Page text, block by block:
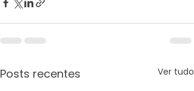
Posts recentes Ver tudo